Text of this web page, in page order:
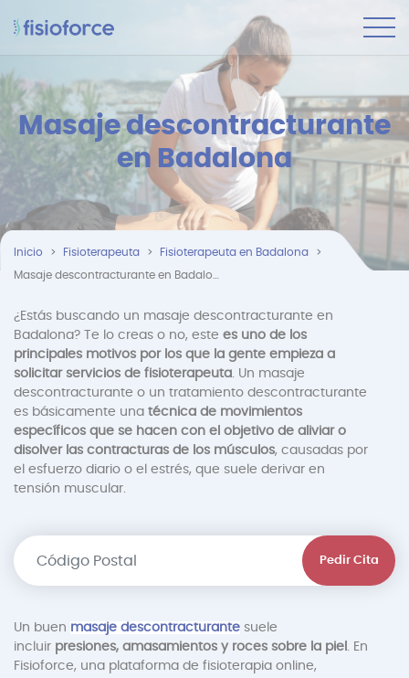
Masaje descontracturante
en Badalona
Inicio Fisioterapeuta Fisioterapeuta en Badalona
¿Estás buscando un masaje descontracturante en
Badalona? Te lo creas o no, este es uno de los
principales motivos por los que la gente empieza a
solicitar servicios de fisioterapeuta. Un masaje
descontracturante o un tratamiento descontracturante
es básicamente una técnica de movimientos
específicos que se hacen con el objetivo de aliviar o
disolver las contracturas de los músculos, causadas por
el esfuerzo diario o el estrés, que suele derivar en
tensión muscular.
Pedir Cita
Un buen masaje descontracturante suele
incluir presiones, amasamientos y roces sobre la piel . En
Fisioforce, una plataforma de fisioterapia online,